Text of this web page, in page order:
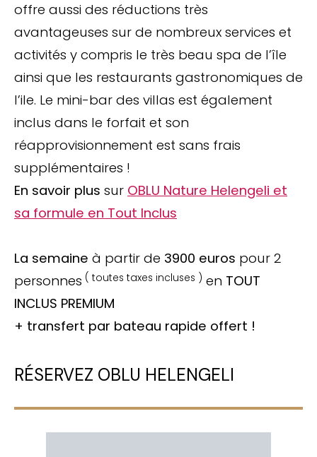
offre aussi des réductions très
avantageuses sur de nombreux services et
activités y compris le très beau spa de l’île
ainsi que les restaurants gastronomiques de
l’ile. Le mini-bar des villas est également
inclus dans le forfait et son
réapprovisionnement est sans frais
supplémentaires !
En savoir plus sur OBLU Nature Helengeli et
sa formule en Tout Inclus
La semaine à partir de 3900 euros pour 2
personnes ( toutes taxes incluses ) en TOUT
INCLUS PREMIUM
+ transfert par bateau rapide offert !
RÉSERVEZ OBLU HELENGELI